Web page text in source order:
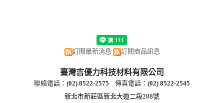
訂閱最新消息 訂閱商品訊息
臺灣吉優力科技材料有限公司
聯絡電話： (02) 8522-2575 傳真電話： (02) 8522-2545
新北市新莊區新北大道二段288號